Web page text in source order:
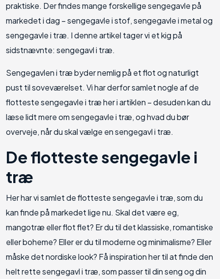
praktiske. Der findes mange forskellige sengegavle på
markedet i dag – sengegavle i stof, sengegavle i metal og
sengegavle i træ. I denne artikel tager vi et kig på
sidstnævnte: sengegavl i træ.
Sengegavlen i træ byder nemlig på et flot og naturligt
pust til soveværelset. Vi har derfor samlet nogle af de
flotteste sengegavle i træ her i artiklen – desuden kan du
læse lidt mere om sengegavle i træ, og hvad du bør
overveje, når du skal vælge en sengegavl i træ.
De flotteste sengegavle i
træ
Her har vi samlet de flotteste sengegavle i træ, som du
kan finde på markedet lige nu. Skal det være eg,
mangotræ eller flot flet? Er du til det klassiske, romantiske
eller boheme? Eller er du til moderne og minimalisme? Eller
måske det nordiske look? Få inspiration her til at finde den
helt rette sengegavl i træ, som passer til din seng og din